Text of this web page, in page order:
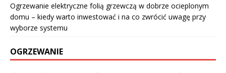
Ogrzewanie elektryczne folią grzewczą w dobrze ocieplonym
domu – kiedy warto inwestować i na co zwrócić uwagę przy
wyborze systemu
OGRZEWANIE